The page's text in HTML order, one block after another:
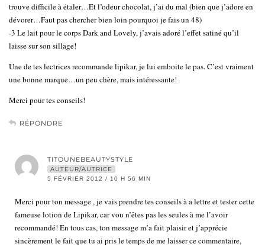
trouve difficile à étaler…Et l’odeur chocolat, j’ai du mal (bien que j’adore en
dévorer…Faut pas chercher bien loin pourquoi je fais un 48)
-3 Le lait pour le corps Dark and Lovely, j’avais adoré l’effet satiné qu’il
laisse sur son sillage!
Une de tes lectrices recommande lipikar, je lui emboite le pas. C’est vraiment
une bonne marque…un peu chère, mais intéressante!
Merci pour tes conseils!
RÉPONDRE
TITOUNEBEAUTYSTYLE
AUTEUR/AUTRICE
5 FÉVRIER 2012 / 10 H 56 MIN
Merci pour ton message , je vais prendre tes conseils à a lettre et tester cette
fameuse lotion de Lipikar, car vou n’êtes pas les seules à me l’avoir
recommandé! En tous cas, ton message m’a fait plaisir et j’apprécie
sincèrement le fait que tu ai pris le temps de me laisser ce commentaire,